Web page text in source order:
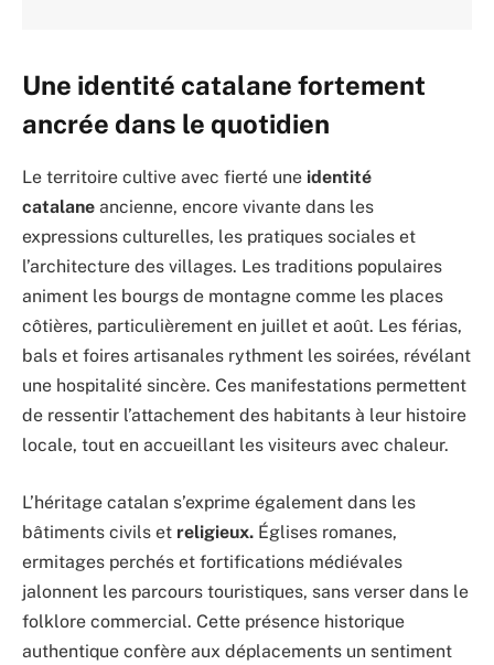
Une identité catalane fortement
ancrée dans le quotidien
Le territoire cultive avec fierté une identité
catalane ancienne, encore vivante dans les
expressions culturelles, les pratiques sociales et
l’architecture des villages. Les traditions populaires
animent les bourgs de montagne comme les places
côtières, particulièrement en juillet et août. Les férias,
bals et foires artisanales rythment les soirées, révélant
une hospitalité sincère. Ces manifestations permettent
de ressentir l’attachement des habitants à leur histoire
locale, tout en accueillant les visiteurs avec chaleur.
L’héritage catalan s’exprime également dans les
bâtiments civils et religieux. Églises romanes,
ermitages perchés et fortifications médiévales
jalonnent les parcours touristiques, sans verser dans le
folklore commercial. Cette présence historique
authentique confère aux déplacements un sentiment